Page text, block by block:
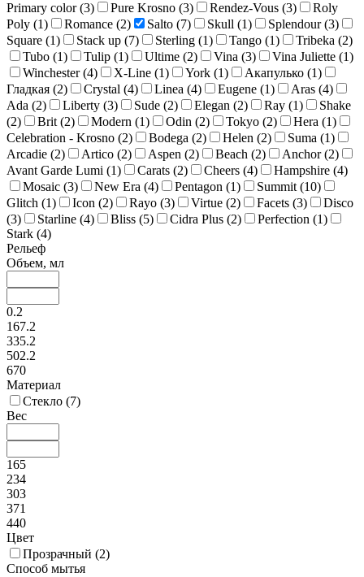
Primary color (3) Pure Krosno (3) Rendez-Vous (3)
Roly
Poly (1) Romance (2) Salto (7) Skull (1) Splendour (3)
Square (1) Stack up (7) Sterling (1) Tango (1) Tribeka (2)
Tubo (1) Tulip (1) Ultime (2) Vina (3) Vina Juliette (1)
Winchester (4) X-Line (1) York (1) Акапулько (1)
Гладкая (2) Crystal (4) Linea (4) Eugene (1) Aras (4)
Ada (2) Liberty (3) Sude (2) Elegan (2) Ray (1)
Shake
(2) Brit (2) Modern (1) Odin (2) Tokyo (2) Hera (1)
Celebration - Krosno (2) Bodega (2) Helen (2) Suma (1)
Arcadie (2) Artico (2) Aspen (2) Beach (2) Anchor (2)
Avant Garde Lumi (1) Carats (2) Cheers (4) Hampshire (4)
Mosaic (3) New Era (4) Pentagon (1) Summit (10)
Glitch (1) Icon (2) Rayo (3) Virtue (2) Facets (3)
Disco
(3) Starline (4) Bliss (5) Cidra Plus (2) Perfection (1)
Stark (4)
Рельеф
Объем, мл
0.2
167.2
335.2
502.2
670
Материал
Стекло (7)
Вес
165
234
303
371
440
Цвет
Прозрачный (2)
Способ мытья